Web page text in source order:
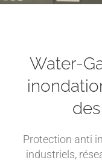
Water-
Protection anti
industriels,